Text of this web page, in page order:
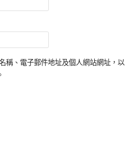
稱、電子郵件地址及個人網站網址，以